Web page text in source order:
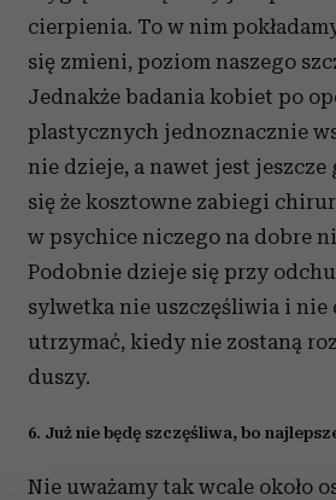
cierpienia. To w nim
się zmieni, poziom naszego
Jednakże badania kobiet po
plastycznych jednoznacznie
nie dzieje, a nawet jest jeszcze
się że kosztowne zabiegi
w psychice niczego na dobre
Podobnie dzieje się przy
sylwetka nie uszczęśliwia i nie
utrzymać, kiedy nie zostaną
duszy.
6. Już nie będę szczęśliwa, bo
Nie uważamy tak wcale około